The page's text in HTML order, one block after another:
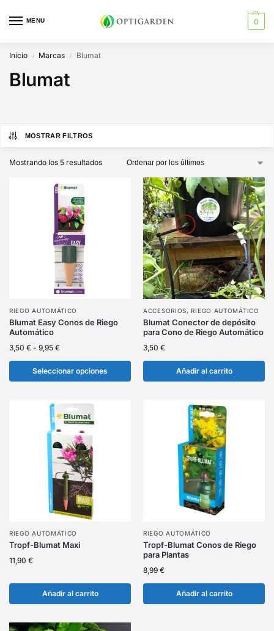
MENU 0
Inicio / Marcas / Blumat
Blumat
MOSTRAR FILTROS
Mostrando los 5 resultados
RIEGO AUTOMÁTICO
Blumat Easy Conos de Riego
Automático
3,50 € - 9,95 €
Seleccionar opciones
ACCESORIOS, RIEGO AUTOMÁTICO
Blumat Conector de depósito
para Cono de Riego Automático
3,50 €
Añadir al carrito
RIEGO AUTOMÁTICO
Tropf-Blumat Maxi
11,90 €
Añadir al carrito
RIEGO AUTOMÁTICO
Tropf-Blumat Conos de Riego
para Plantas
8,99 €
Añadir al carrito